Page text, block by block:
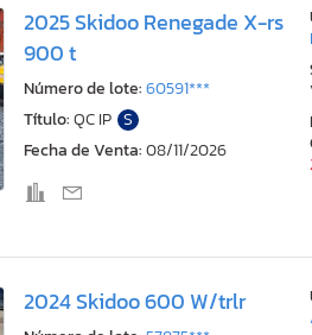
2025 Skidoo Renegade X-rs
900 t
Número de lote:60591***
Título:QC IP S
Fecha de Venta:08/11/2026
2024 Skidoo 600 W/trlr